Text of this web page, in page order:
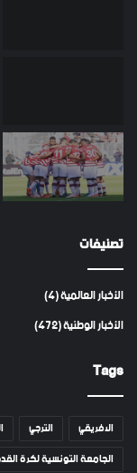
تصنيفات
الأخبار العالمية(4)
الأخبار الوطنية(472)
Tags
الافريقي الترجي
الجامعة التونسية لكرة